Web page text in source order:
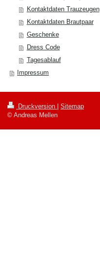
Kontaktdaten Trauzeugen
Kontaktdaten Brautpaar
Geschenke
Dress Code
Tagesablauf
Impressum
Druckversion
Sitemap
© Andreas Mellen